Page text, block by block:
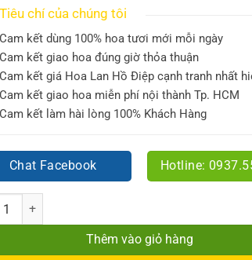
Tiêu chí của chúng tôi
Cam kết dùng 100% hoa tươi mới mỗi ngày
Cam kết giao hoa đúng giờ thỏa thuận
Cam kết giá Hoa Lan Hồ Điệp cạnh tranh nhất
Cam kết giao hoa miễn phí nội thành Tp. HCM
Cam kết làm hài lòng 100% Khách Hàng
Chat Facebook Hotline:
Thêm vào giỏ hàng